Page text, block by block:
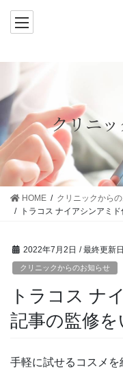
ッ
移
クリニ
HOME
クリニックから
トラコス ナイアシンアミ
2022年7月2日 / 最終更新
クリニックからのお知らせ
トラコス ナ
記事の監修
手軽に試せるコスメ